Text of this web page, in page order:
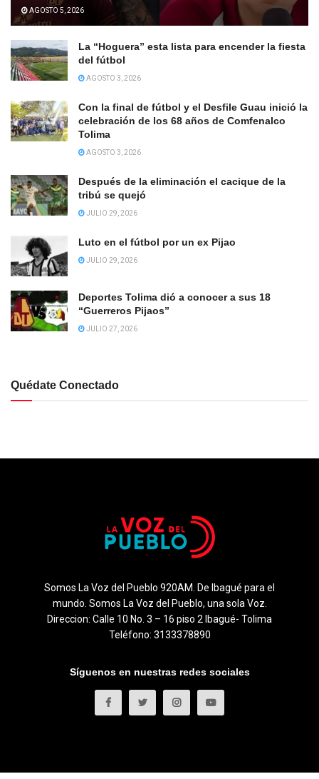
AGOSTO 5, 2026
La “Hoguera” esta lista para encender la fiesta
del fútbol
AGOSTO 3, 2026
Con la final de fútbol y el Desfile Guau inició la
celebración de los 68 años de Comfenalco
Tolima
AGOSTO 3, 2026
Después de la eliminación el cacique de la
tribú se quejó
JULIO 29, 2026
Luto en el fútbol por un ex Pijao
JULIO 29, 2026
Deportes Tolima dió a conocer a sus 18
“Guerreros Pijaos”
JULIO 27, 2026
Quédate Conectado
Somos La Voz del Pueblo 920AM. De Ibagué para el
mundo. Somos La Voz del Pueblo, una sola Voz.
Direccion: Calle 10 No. 3 – 16 piso 2 Ibagué- Tolima
Teléfono: 3133378890
Síguenos en nuestras redes sociales